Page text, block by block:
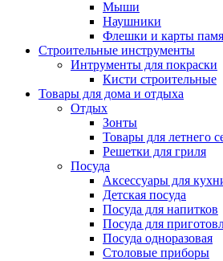
Мыши
Наушники
Флешки и карты
Строительные инструменты
Интрументы для покраски
Кисти строительные
Товары для дома и отдыха
Отдых
Зонты
Товары для летнего
Решетки для гриля
Посуда
Аксессуары для
Детская посуда
Посуда для напитков
Посуда для
Посуда одноразовая
Столовые приборы